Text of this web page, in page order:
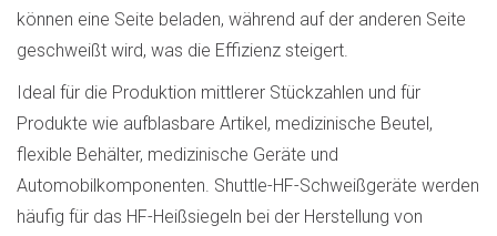
können eine Seite beladen, während auf der anderen Seite
geschweißt wird, was die Effizienz steigert.
Ideal für die Produktion mittlerer Stückzahlen und für
Produkte wie aufblasbare Artikel, medizinische Beutel,
flexible Behälter, medizinische Geräte und
Automobilkomponenten. Shuttle-HF-Schweißgeräte werden
häufig für das HF-Heißsiegeln bei der Herstellung von